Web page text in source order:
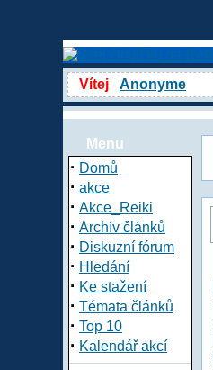
Vítej Anonyme
Menu
· Domů
· akce
· Akce_Reiki
· Archív článků
· Diskuzní fórum
· Hledání
· Ke stažení
· Témata článků
· Top 10
· Kalendář akcí